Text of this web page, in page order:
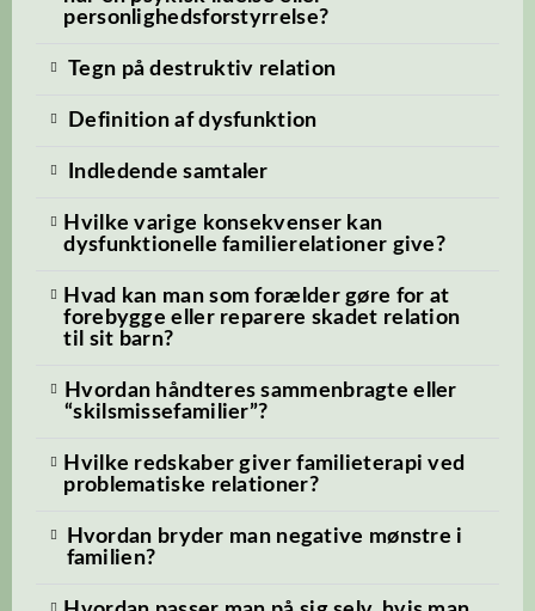
personlighedsforstyrrelse?
Tegn på destruktiv relation
Definition af dysfunktion
Indledende samtaler
Hvilke varige konsekvenser kan
dysfunktionelle familierelationer give?
Hvad kan man som forælder gøre for at
forebygge eller reparere skadet relation
til sit barn?
Hvordan håndteres sammenbragte eller
“skilsmissefamilier”?
Hvilke redskaber giver familieterapi ved
problematiske relationer?
Hvordan bryder man negative mønstre i
familien?